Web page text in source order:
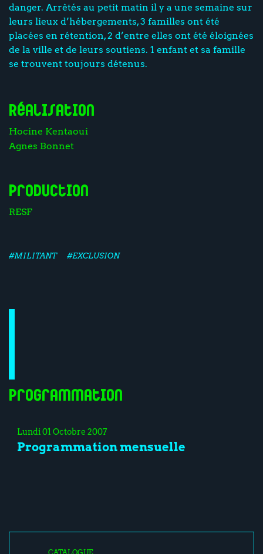
danger. Arrêtés au petit matin il y a une semaine sur
leurs lieux d’hébergements, 3 familles ont été
placées en rétention, 2 d’entre elles ont été éloignées
de la ville et de leurs soutiens. 1 enfant et sa famille
se trouvent toujours détenus.
Réalisation
Hocine Kentaoui
Agnes Bonnet
Production
RESF
#MILITANT #EXCLUSION
Programmation
Lundi 01 Octobre 2007
Programmation mensuelle